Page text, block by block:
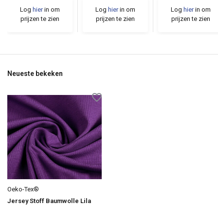
Log hierin om
prijzen te zien
Log hierin om
prijzen te zien
Log hierin om
prijzen te zien
Neueste bekeken
Oeko-Tex®
Jersey Stoff Baumwolle Lila